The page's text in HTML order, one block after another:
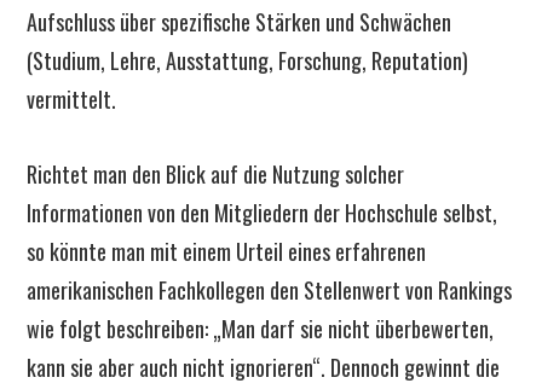
Aufschluss über spezifische Stärken und Schwächen
(Studium, Lehre, Ausstattung, Forschung, Reputation)
vermittelt.
Richtet man den Blick auf die Nutzung solcher
Informationen von den Mitgliedern der Hochschule selbst,
so könnte man mit einem Urteil eines erfahrenen
amerikanischen Fachkollegen den Stellenwert von Rankings
wie folgt beschreiben: „Man darf sie nicht überbewerten,
kann sie aber auch nicht ignorieren“. Dennoch gewinnt die